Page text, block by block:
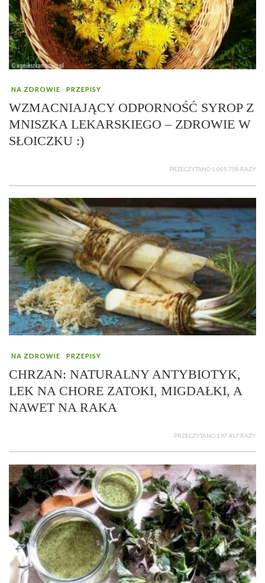
NA ZDROWIE PRZEPISY
WZMACNIAJĄCY ODPORNOŚĆ SYROP Z
MNISZKA LEKARSKIEGO – ZDROWIE W
SŁOICZKU :)
PRZECZYTANO 1 005 758 RAZY
NA ZDROWIE PRZEPISY
CHRZAN: NATURALNY ANTYBIOTYK,
LEK NA CHORE ZATOKI, MIGDAŁKI, A
NAWET NA RAKA
PRZECZYTANO 197 417 RAZY